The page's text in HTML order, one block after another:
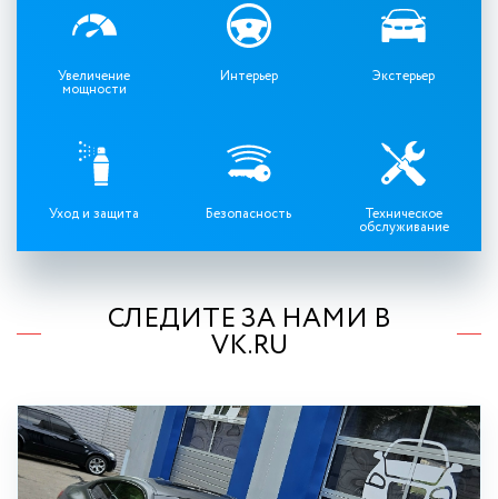
Увеличение
мощности
Интерьер Экстерьер
Уход и защита Безопасность Техническое
обслуживание
СЛЕДИТЕ ЗА НАМИ В
VK.RU